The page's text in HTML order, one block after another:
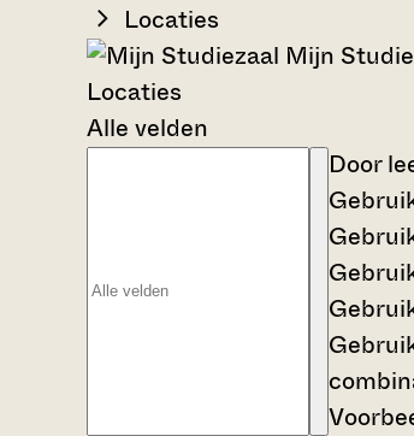
Locaties
Mijn
Locaties
Alle velden
Door